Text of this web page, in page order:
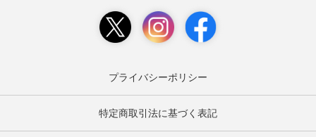
プライバシーポリシー
特定商取引法に基づく表記